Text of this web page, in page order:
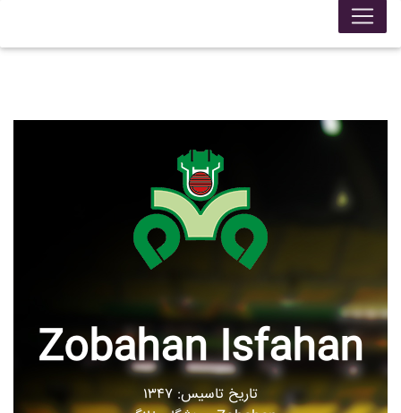
Zobahan Isfahan
تاریخ تاسیس: ۱۳۴۷